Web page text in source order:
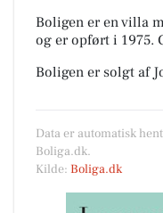
Boligen er en villa
og er opført i 1975.
Boligen er solgt af
Data er automatisk
Boliga.dk.
Kilde: Boliga.dk